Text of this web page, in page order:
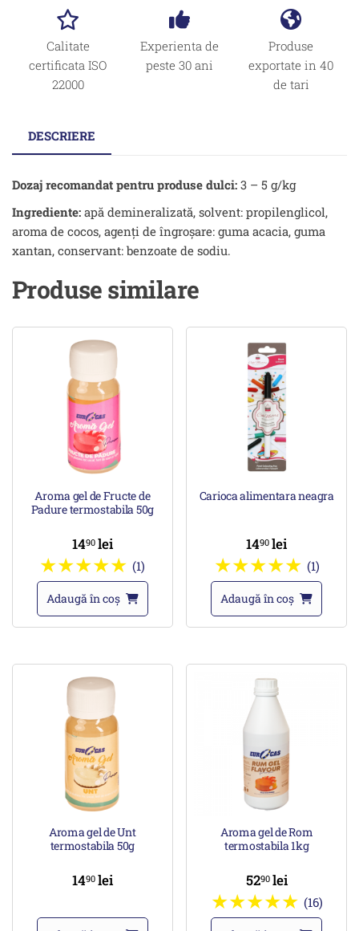
Calitate
certificata ISO
22000
Experienta de
peste 30 ani
Produse
exportate in 40
de tari
DESCRIERE
Dozaj recomandat pentru produse dulci: 3 – 5 g/kg
Ingrediente: apă demineralizată, solvent: propilenglicol,
aroma de cocos, agenți de îngroșare: guma acacia, guma
xantan, conservant: benzoate de sodiu.
Produse similare
Aroma gel de Fructe de
Padure termostabila 50g
1490 lei
(1)
Adaugă în coș
Carioca alimentara neagra
1490lei
(1)
Adaugă în coș
Aroma gel de Unt
termostabila 50g
1490 lei
Aroma gel de Rom
termostabila 1kg
5290 lei
(16)